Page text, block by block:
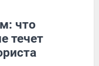
что
течет